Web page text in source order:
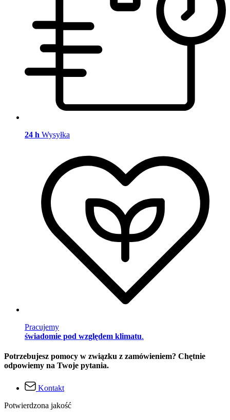
24 h Wysyłka
Pracujemy
świadomie pod względem klimatu.
Potrzebujesz pomocy w związku z zamówieniem? Chętnie
odpowiemy na Twoje pytania.
Kontakt
Potwierdzona jakość